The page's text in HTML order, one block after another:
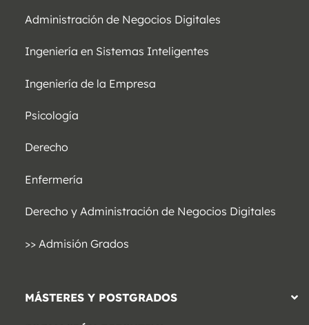
Administración de Negocios Digitales
Ingeniería en Sistemas Inteligentes
Ingeniería de la Empresa
Psicología
Derecho
Enfermería
Derecho y Administración de Negocios Digitales
>> Admisión Grados
MÁSTERES Y POSTGRADOS